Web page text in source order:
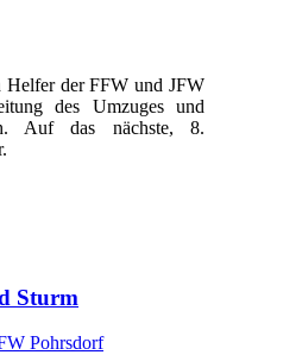
Helfer der FFW und JFW
des Umzuges und
Auf das nächste, 8.
Sturm
Pohrsdorf